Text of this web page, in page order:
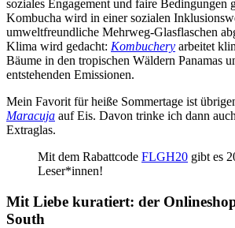
soziales Engagement und faire Bedingungen
Kombucha wird in einer sozialen
umweltfreundliche Mehrweg-Glasflaschen
Klima wird gedacht: Kombuchery arbeitet
Bäume in den tropischen Wäldern Panamas
entstehenden Emissionen.
Mein Favorit für heiße Sommertage ist
Maracuja auf Eis. Davon trinke ich dann
Extraglas.
Mit dem Rabattcode FLGH20 gibt es
Leser*innen!
Mit Liebe kuratiert: der
South